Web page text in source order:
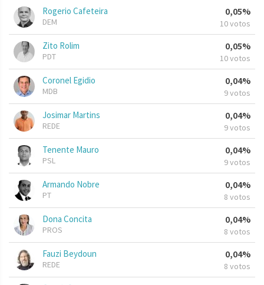
Rogerio Cafeteira
DEM
0,05%
10 votos
Zito Rolim
PDT
0,05%
10 votos
Coronel Egidio
MDB
0,04%
9 votos
Josimar Martins
REDE
0,04%
9 votos
Tenente Mauro
PSL
0,04%
9 votos
Armando Nobre
PT
0,04%
8 votos
Dona Concita
PROS
0,04%
8 votos
Fauzi Beydoun
REDE
0,04%
8 votos